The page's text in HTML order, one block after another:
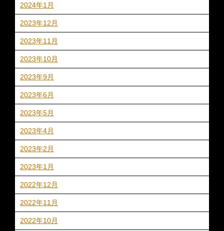
2024年1月
2023年12月
2023年11月
2023年10月
2023年9月
2023年6月
2023年5月
2023年4月
2023年2月
2023年1月
2022年12月
2022年11月
2022年10月